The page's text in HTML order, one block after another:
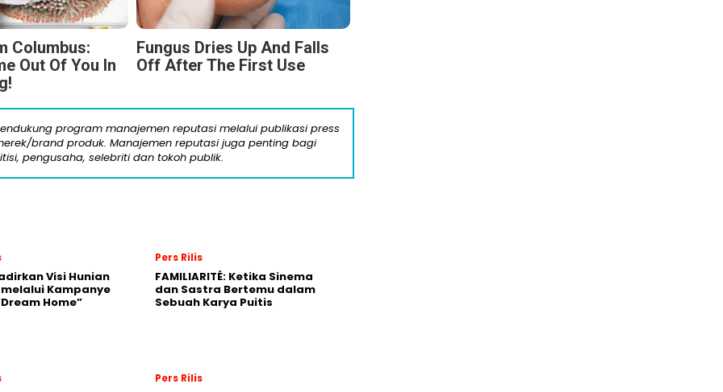
Columbus:
Out Of You In
Fungus Dries Up And Falls
Off After The First Use
program manajemen reputasi melalui publikasi press
brand produk. Manajemen reputasi juga penting bagi
pengusaha, selebriti dan tokoh publik.
Visi Hunian
Kampanye
Home”
Pers Rilis
FAMILIARITÉ: Ketika Sinema
dan Sastra Bertemu dalam
Sebuah Karya Puitis
Pers Rilis